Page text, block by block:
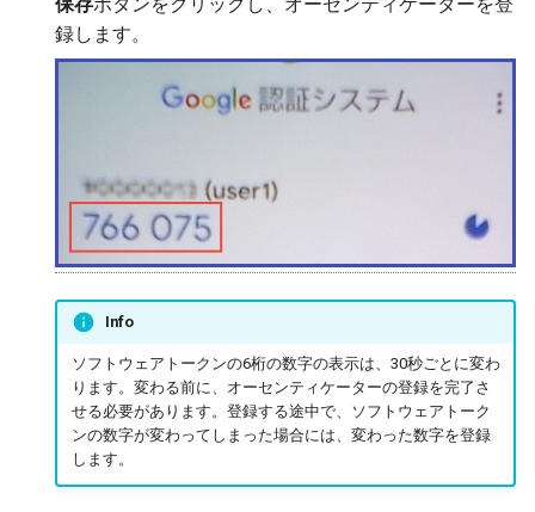
録します。
Info
ソフトウェアトークンの6桁の数字の表示は、30秒ごとに変わ
ります。変わる前に、オーセンティケーターの登録を完了さ
せる必要があります。登録する途中で、ソフトウェアトーク
ンの数字が変わってしまった場合には、変わった数字を登録
します。